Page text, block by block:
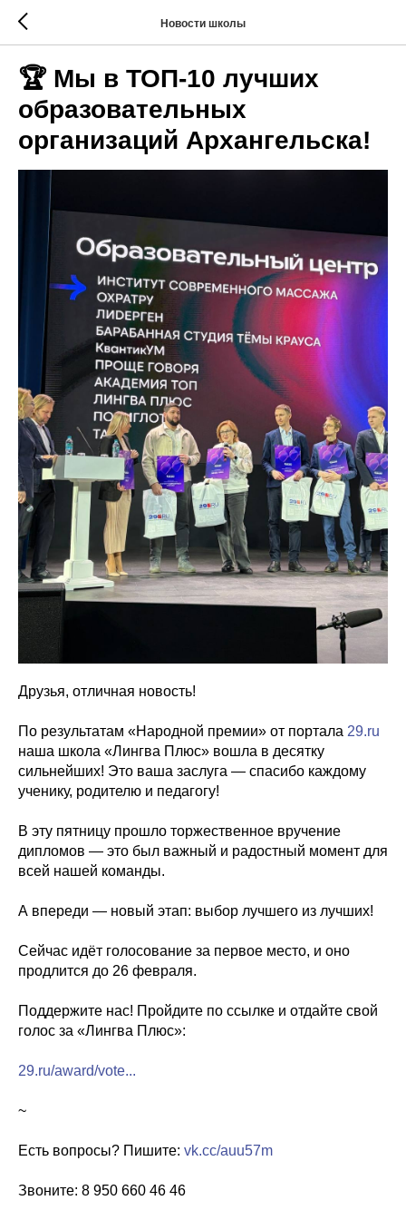
Новости школы
🏆 Мы в ТОП-10 лучших
образовательных
организаций Архангельска!
Друзья, отличная новость!
По результатам «Народной премии» от портала 29.ru
наша школа «Лингва Плюс» вошла в десятку
сильнейших! Это ваша заслуга — спасибо каждому
ученику, родителю и педагогу!
В эту пятницу прошло торжественное вручение
дипломов — это был важный и радостный момент для
всей нашей команды.
А впереди — новый этап: выбор лучшего из лучших!
Сейчас идёт голосование за первое место, и оно
продлится до 26 февраля.
Поддержите нас! Пройдите по ссылке и отдайте свой
голос за «Лингва Плюс»:
29.ru/award/vote...
~
Есть вопросы? Пишите: vk.cc/auu57m
Звоните: 8 950 660 46 46